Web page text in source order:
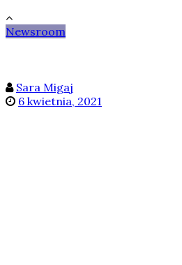
Newsroom
Sara Migaj
6 kwietnia, 2021